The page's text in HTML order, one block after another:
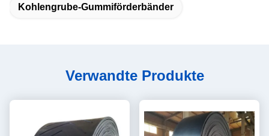
Kohlengrube-Gummiförderbänder
Verwandte Produkte